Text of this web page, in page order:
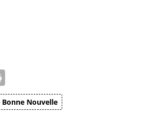
Nouvelle